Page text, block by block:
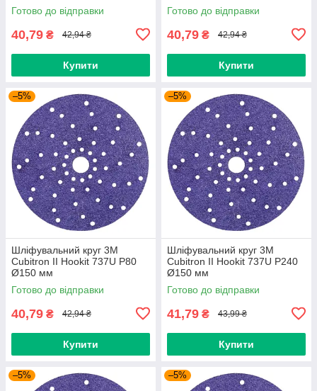
Готово до відправки
40,79 ₴ 42,94 ₴
Купити
Готово до відправки
40,79 ₴ 42,94 ₴
Купити
–5%
Шліфувальний круг 3M
Cubitron II Hookit 737U P80
Ø150 мм
Готово до відправки
40,79 ₴ 42,94 ₴
Купити
–5%
Шліфувальний круг 3M
Cubitron II Hookit 737U P240
Ø150 мм
Готово до відправки
41,79 ₴ 43,99 ₴
Купити
–5% –5%